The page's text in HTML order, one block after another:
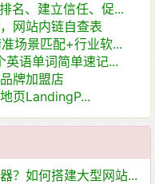
名、建立信任、促...
网站内链自查表
场景匹配+行业软...
语单词简单速记...
牌加盟店
页LandingP...
？如何搭建大型网站...